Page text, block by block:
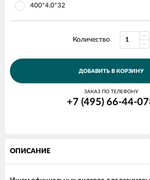
400*4,0*32
Количество
ДОБАВИТЬ В КОРЗИНУ
ЗАКАЗ ПО ТЕЛЕФОНУ
+7 (495) 66-44-
ОПИСАНИЕ